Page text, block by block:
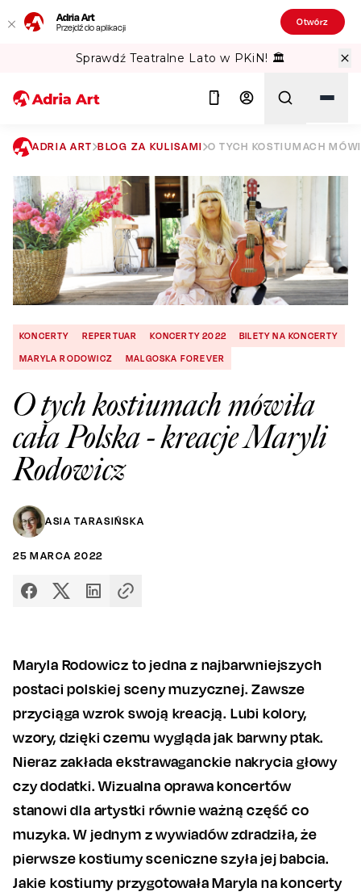
Adria Art
Przejdź do aplikacji Otwórz
Sprawdź Teatralne Lato w PKiN! 🏛️
Szukaj
ADRIA ART BLOG ZA KULISAMI O TYCH KOSTIUMACH
KONCERTY REPERTUAR KONCERTY 2022
BILETY NA KONCERTY
MARYLA RODOWICZ
MALGOSKA FOREVER
O tych kostiumach mówiła
cała Polska - kreacje Maryli
Rodowicz
ASIA TARASIŃSKA
25 MARCA 2022
Maryla Rodowicz to jedna z najbarwniejszych
postaci polskiej sceny muzycznej. Zawsze
przyciąga wzrok swoją kreacją. Lubi kolory,
wzory, dzięki czemu wygląda jak barwny ptak.
Nieraz zakłada ekstrawaganckie nakrycia głowy
czy dodatki. Wizualna oprawa koncertów
stanowi dla artystki równie ważną część co
muzyka. W jednym z wywiadów zdradziła, że
pierwsze kostiumy sceniczne szyła jej babcia.
Jakie kostiumy przygotowała Maryla na koncerty